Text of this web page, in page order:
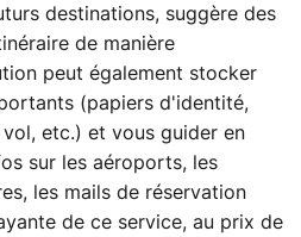
destinations, suggère des
de manière
peut également stocker
(papiers d'identité,
etc.) et vous guider en
sur les aéroports, les
les mails de réservation
de ce service, au prix de